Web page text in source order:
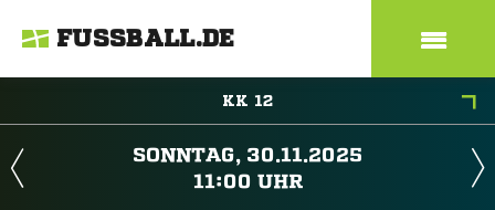
FUSSBALL.DE
KK 12
 
 